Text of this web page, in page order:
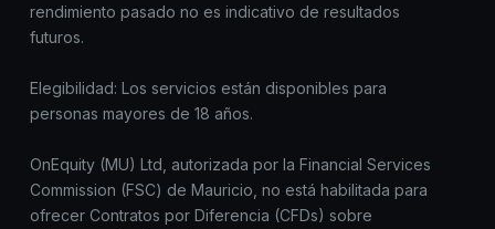
rendimiento pasado no es indicativo de resultados
futuros.
Elegibilidad: Los servicios están disponibles para
personas mayores de 18 años.
OnEquity (MU) Ltd, autorizada por la Financial Services
Commission (FSC) de Mauricio, no está habilitada para
ofrecer Contratos por Diferencia (CFDs) sobre